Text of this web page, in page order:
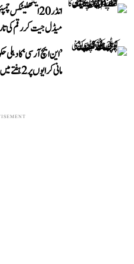
انڈر 20
میڈل جیت کر رقم کی
’این ایچ آر سی‘ کا
مانی کرایوں پر 2 ہفتے میں رپورٹ طلب